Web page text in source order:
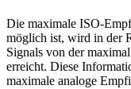
Die maximale ISO-
möglich ist, wird in der
Signals von der
erreicht. Diese
maximale analoge